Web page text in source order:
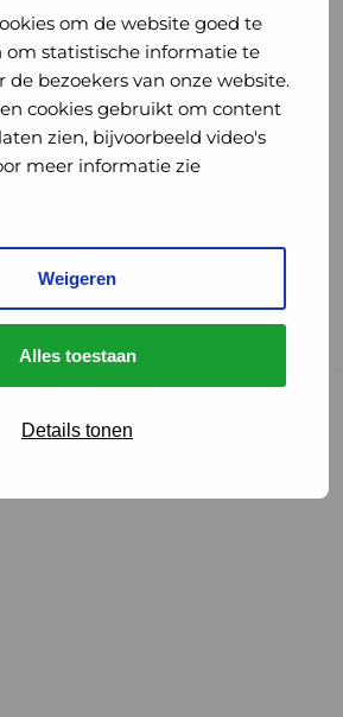
om de website goed te
om statistische informatie te
de bezoekers van onze website.
cookies gebruikt om content
zien, bijvoorbeeld video's
meer informatie zie
Weigeren
Alles toestaan
Details tonen
media